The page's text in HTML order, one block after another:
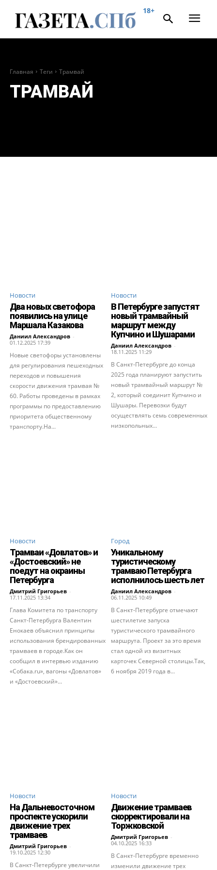
18+
Главная Теги Трамвай
ТРАМВАЙ
Новости
Два новых светофора
появились на улице
Маршала Казакова
Даниил Александров -
01.12.2025 17:39
Новые светофоры установлены
для регулирования пешеходных
переходов и повышения
скорости движения трамвая №
60. Работы проведены в рамках
программы по предоставлению
приоритета общественному
транспорту.На...
Новости
В Петербурге запустят
новый трамвайный
маршрут между
Купчино и Шушарами
Даниил Александров -
18.11.2025 11:29
В Санкт-Петербурге до конца
2025 года планируют запустить
новый трамвайный маршрут №
2, который соединит Купчино и
Шушары. Перевозки будут
осуществлять семь современных
низкопольных...
Новости
Трамваи «Довлатов» и
«Достоевский» не
поедут на окраины
Петербурга
Дмитрий Григорьев -
17.11.2025 13:34
Глава Комитета по транспорту
Санкт-Петербурга Валентин
Енокаев объяснил принципы
использования брендированных
трамваев в городе.Как он
сообщил в интервью изданию
«Собака.ru», вагоны «Довлатов»
и «Достоевский»...
Город
Уникальному
туристическому
трамваю Петербурга
исполнилось шесть лет
Даниил Александров -
06.11.2025 10:49
В Санкт-Петербурге отмечают
шестилетие запуска
туристического трамвайного
маршрута. Проект за это время
стал одной из визитных
карточек Северной столицы.Так,
6 ноября 2019 года в...
Новости
На Дальневосточном
проспекте ускорили
движение трех
трамваев
Дмитрий Григорьев -
19.10.2025 12:30
В Санкт-Петербурге увеличили
Новости
Движение трамваев
скорректировали на
Торжковской
Дмитрий Григорьев -
04.10.2025 16:33
В Санкт-Петербурге временно
изменили движение трех